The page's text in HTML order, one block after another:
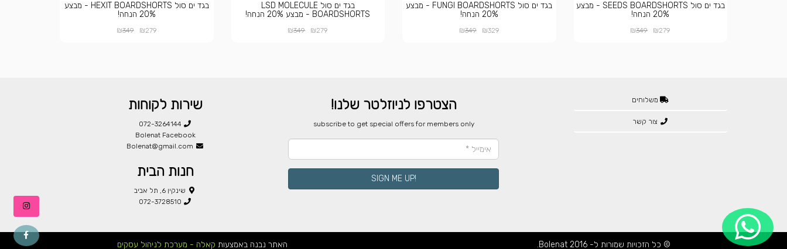
בגד ים סול SEEDS BOARDSHORTS - מבצע
20% הנחה!
₪279
₪349
בגד ים סול FUNGI BOARDSHORTS - מבצע
20% הנחה!
₪329
₪349
בגד ים סול LSD MOLECULE
BOARDSHORTS - מבצע 20% הנחה!
₪279
₪349
בגד ים סול HEXIT BOARDSHORTS - מבצע
20% הנחה!
₪279
₪349
משלוחים
צור קשר
הצטרפו לניוזלטר שלנו!
​subscribe to get special offers for members only
!SIGN ME UP
שירות לקוחות
072-3264144
Bolenat Facebook
Bolenat@gmail.com
חנות הבית
שינקין 6, תל אביב
072-3728510
© כל הזכויות שמורות ל- Bolenat 2016. האתר נבנה באמצעות קאלה - מערכת לניהול עסקים